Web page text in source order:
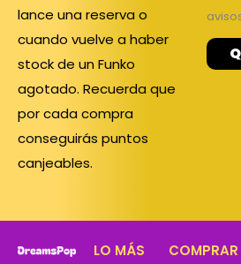
lance una reserva o
cuando vuelve a haber
stock de un Funko
agotado. Recuerda que
por cada compra
conseguirás puntos
canjeables.
LO MÁS
COMPRAR